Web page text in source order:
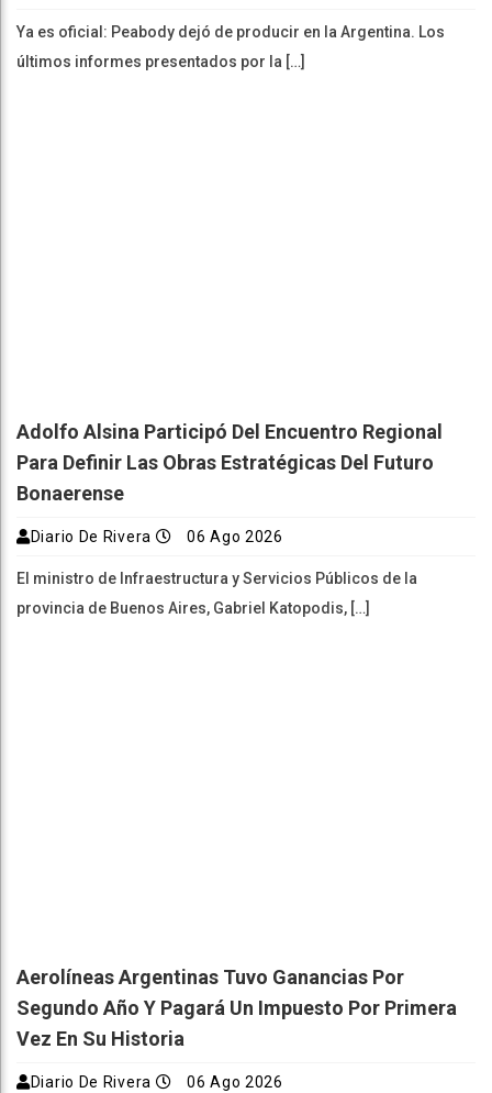
Ya es oficial: Peabody dejó de producir en la Argentina. Los
últimos informes presentados por la […]
Adolfo Alsina Participó Del Encuentro Regional
Para Definir Las Obras Estratégicas Del Futuro
Bonaerense
Diario De Rivera 06 Ago 2026
El ministro de Infraestructura y Servicios Públicos de la
provincia de Buenos Aires, Gabriel Katopodis, […]
Aerolíneas Argentinas Tuvo Ganancias Por
Segundo Año Y Pagará Un Impuesto Por Primera
Vez En Su Historia
Diario De Rivera 06 Ago 2026